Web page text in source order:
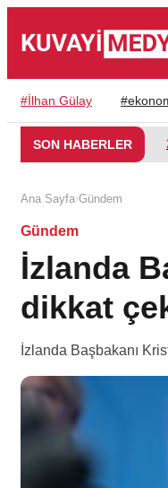
#İlhan Gülay #
SON HABERLER
Ana Sayfa›Gündem
Gündem
İzlanda
dikkat
İzlanda Başbakanı